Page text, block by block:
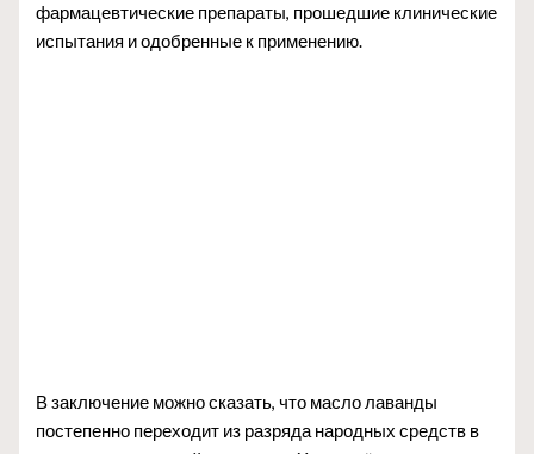
фармацевтические препараты, прошедшие клинические
испытания и одобренные к применению.
В заключение можно сказать, что масло лаванды
постепенно переходит из разряда народных средств в